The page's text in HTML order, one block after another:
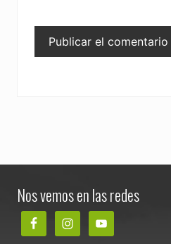
Nos vemos en las redes